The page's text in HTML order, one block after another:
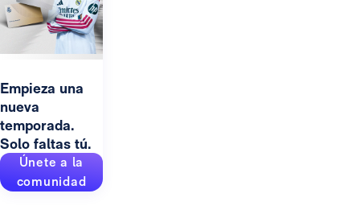
Empieza una
nueva
temporada.
Solo faltas tú.
Únete a la
comunidad